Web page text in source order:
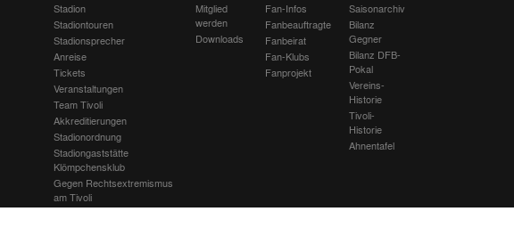
Stadion
Stadiontouren
Stadionsprecher
Anreise
Tickets
Veranstaltungen
Team Tivoli
Akkreditierungen
Stadionordnung
Stadiongaststätte
Klömpchensklub
Gegen Rechtsextremismus
am Tivoli
Mitglied
werden
Downloads
Fan-Infos
Fanbeauftragte
Fanbeirat
Fan-Klubs
Fanprojekt
Saisonarchiv
Bilanz
Gegner
Bilanz DFB-
Pokal
Vereins-
Historie
Tivoli-
Historie
Ahnentafel